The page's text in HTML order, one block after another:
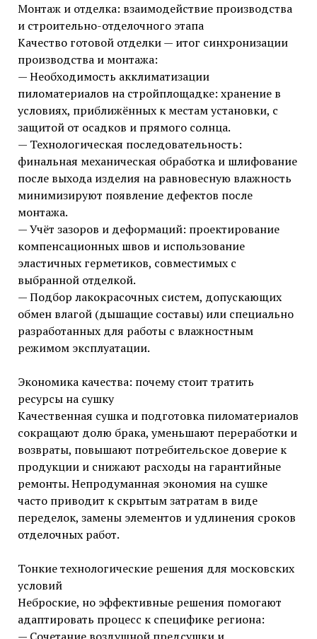
Монтаж и отделка: взаимодействие производства
и строительно-отделочного этапа
Качество готовой отделки — итог синхронизации
производства и монтажа:
— Необходимость акклиматизации
пиломатериалов на стройплощадке: хранение в
условиях, приближённых к местам установки, с
защитой от осадков и прямого солнца.
— Технологическая последовательность:
финальная механическая обработка и шлифование
после выхода изделия на равновесную влажность
минимизируют появление дефектов после
монтажа.
— Учёт зазоров и деформаций: проектирование
компенсационных швов и использование
эластичных герметиков, совместимых с
выбранной отделкой.
— Подбор лакокрасочных систем, допускающих
обмен влагой (дышащие составы) или специально
разработанных для работы с влажностным
режимом эксплуатации.
Экономика качества: почему стоит тратить
ресурсы на сушку
Качественная сушка и подготовка пиломатериалов
сокращают долю брака, уменьшают переработки и
возвраты, повышают потребительское доверие к
продукции и снижают расходы на гарантийные
ремонты. Непродуманная экономия на сушке
часто приводит к скрытым затратам в виде
переделок, замены элементов и удлинения сроков
отделочных работ.
Тонкие технологические решения для московских
условий
Неброские, но эффективные решения помогают
адаптировать процесс к специфике региона: